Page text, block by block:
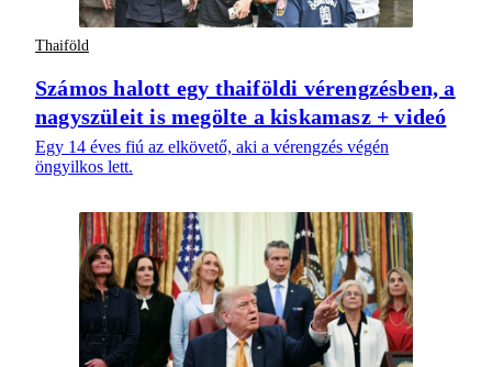
Thaiföld
Számos halott egy thaiföldi vérengzésben, a
nagyszüleit is megölte a kiskamasz + videó
Egy 14 éves fiú az elkövető, aki a vérengzés végén
öngyilkos lett.